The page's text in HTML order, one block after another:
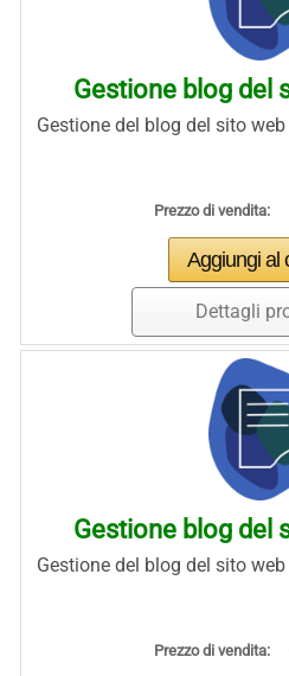
Gestione blog del
Gestione del blog del sito
Prezzo di vendita:
Dettagli
Gestione blog del
Gestione del blog del sito
Prezzo di vendita: